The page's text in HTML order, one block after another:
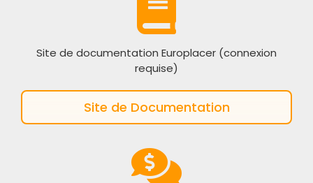
Site de documentation Europlacer (connexion
requise)
Site de Documentation